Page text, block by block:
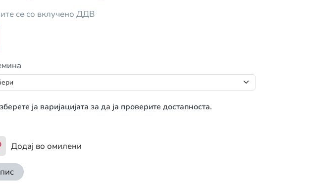
се со вклучено ДДВ
ја варијацијата за да ја проверите достапноста.
Додај во омилени